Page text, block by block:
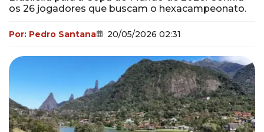
os 26 jogadores que buscam o hexacampeonato.
Por: Pedro Santana 20/05/2026 02:31